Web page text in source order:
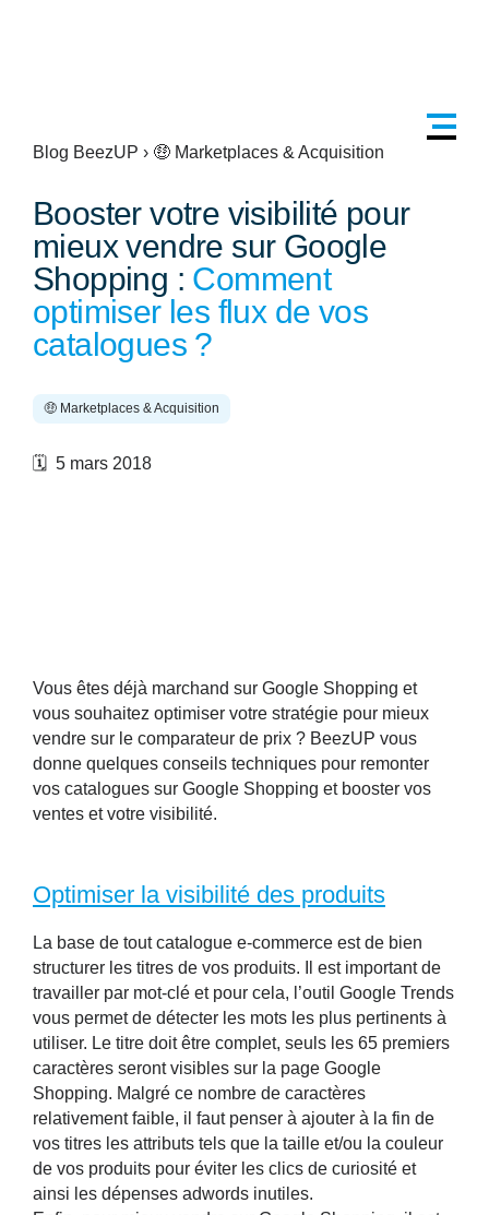
Blog BeezUP › 🤑 Marketplaces & Acquisition
Booster votre visibilité pour
mieux vendre sur Google
Shopping : Comment
optimiser les flux de vos
catalogues ?
🤑 Marketplaces & Acquisition
🗓️ 5 mars 2018
Vous êtes déjà marchand sur Google Shopping et
vous souhaitez optimiser votre stratégie pour mieux
vendre sur le comparateur de prix ? BeezUP vous
donne quelques conseils techniques pour remonter
vos catalogues sur Google Shopping et booster vos
ventes et votre visibilité.
Optimiser la visibilité des produits
La base de tout catalogue e-commerce est de bien
structurer les titres de vos produits. Il est important de
travailler par mot-clé et pour cela, l’outil Google Trends
vous permet de détecter les mots les plus pertinents à
utiliser. Le titre doit être complet, seuls les 65 premiers
caractères seront visibles sur la page Google
Shopping. Malgré ce nombre de caractères
relativement faible, il faut penser à ajouter à la fin de
vos titres les attributs tels que la taille et/ou la couleur
de vos produits pour éviter les clics de curiosité et
ainsi les dépenses adwords inutiles.